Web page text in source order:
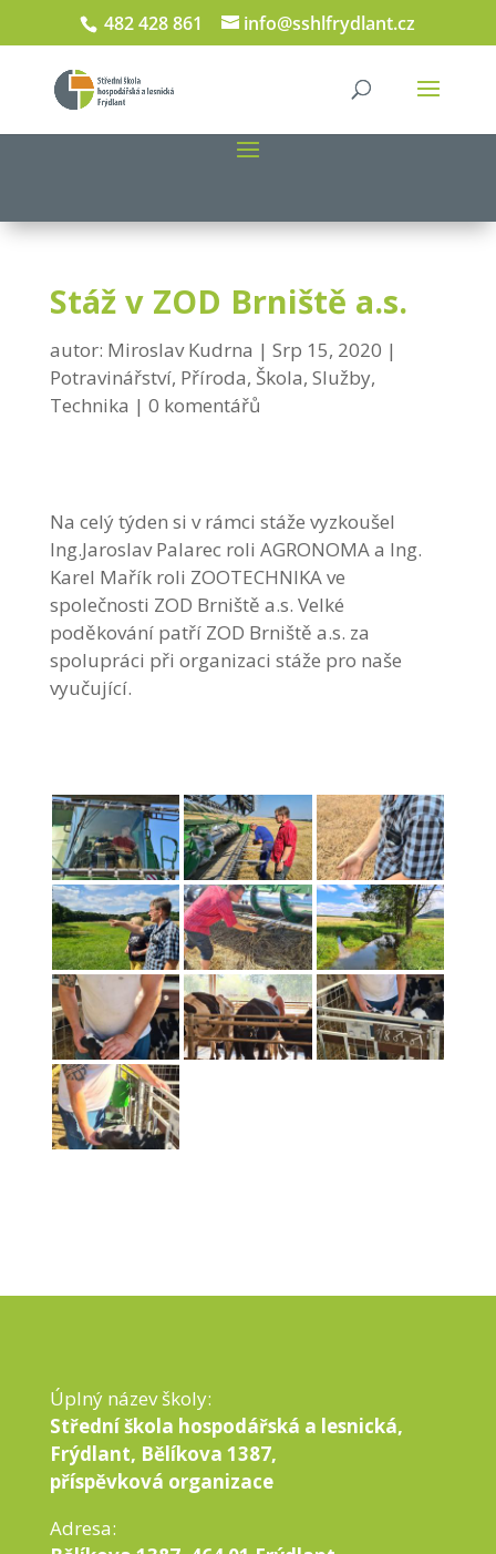
482 428 861 info@sshlfrydlant.cz
Stáž v ZOD Brniště a.s.
autor: Miroslav Kudrna
Srp 15, 2020
Potravinářství, Příroda, Škola, Služby,
Technika
0 komentářů
Na celý týden si v rámci stáže vyzkoušel
Ing.Jaroslav Palarec roli AGRONOMA a Ing.
Karel Mařík roli ZOOTECHNIKA ve
společnosti ZOD Brniště a.s. Velké
poděkování patří ZOD Brniště a.s. za
spolupráci při organizaci stáže pro naše
vyučující.
Úplný název školy:
Střední škola hospodářská a lesnická,
Frýdlant, Bělíkova 1387,
příspěvková organizace
Adresa: